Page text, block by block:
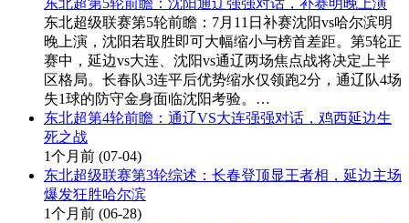
东北超级联赛第5轮前瞻：7月11日补赛沈阳vs哈尔滨明
晚上演，沈阳若取胜即可大幅缩小与榜首差距。第5轮正
赛中，延边vs大连、沈阳vs通辽两场焦点战将决定上半
区格局。长春队3连平后优势缩水仅领跑2分，通辽队4场
失1球的防守金身面临沈阳考验。…
东北超第4轮前瞻：通辽VS大连强强对话，鸡西延边生
死之战
1个月前 (07-04)
东北超级联赛第3轮综述：长春登顶显王者相，延边主场
爆发狂胜哈尔滨
1个月前 (06-28)